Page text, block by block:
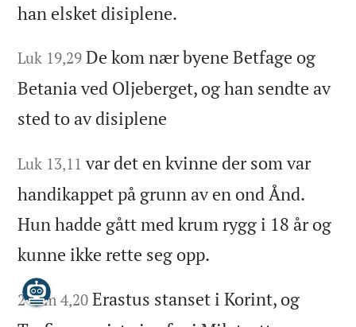
han elsket disiplene.
Luk 19,29 De kom nær byene Betfage og
Betania ved Oljeberget, og han sendte av
sted to av disiplene
Luk 13,11 var det en kvinne der som var
handikappet på grunn av en ond Ånd.
Hun hadde gått med krum rygg i 18 år og
kunne ikke rette seg opp.
2 Tim 4,20 Erastus stanset i Korint, og